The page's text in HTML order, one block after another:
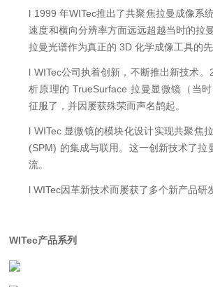
l 1999 年WITec推出了共聚焦拉曼成像系
速度和横向分辨率方面远远超越当时的拉
拉曼光谱作为真正的 3D 化学成像工具的先
l WITec公司执着创新，不断推出新技术
析原理的 TrueSurface 拉曼显微镜（当
征服了，并因屡获殊荣而声名鹊起。
l WITec 显微镜的模块化设计实现共聚焦
(SPM) 的集成与联用。这一创新技术了拉
流。
lWITec因革新技术而屡获了多个新产品研
WITec产品系列